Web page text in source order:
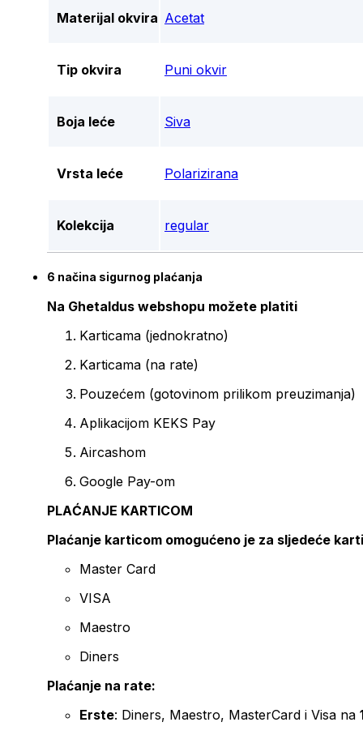
Materijal okvira Acetat
Tip okvira Puni okvir
Boja leće Siva
Vrsta leće Polarizirana
Kolekcija regular
6 načina sigurnog plaćanja
Na Ghetaldus webshopu možete platiti
Karticama (jednokratno)
Karticama (na rate)
Pouzećem (gotovinom prilikom preuzimanja)
Aplikacijom KEKS Pay
Aircashom
Google Pay-om
PLAĆANJE KARTICOM
Plaćanje karticom omogućeno je za sljedeće
Master Card
VISA
Maestro
Diners
Plaćanje na rate:
Erste: Diners, Maestro, MasterCard i Visa na